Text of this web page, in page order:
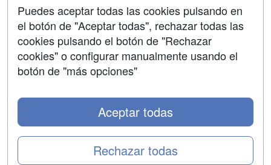
Copyleft
Puedes aceptar todas las cookies pulsando en
el botón de "Aceptar todas", rechazar todas las
cookies pulsando el botón de "Rechazar
cookies" o configurar manualmente usando el
botón de "más opciones"
Rechazar todas
Aceptar todas